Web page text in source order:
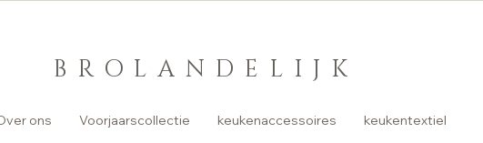
BROLANDELIJK
ons Voorjaarscollectie keukenaccessoires keukentextiel